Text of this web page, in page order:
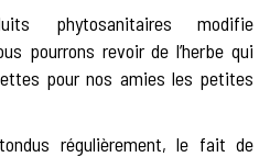
phytosanitaires modifie
pourrons revoir de l’herbe qui
pour nos amies les petites
régulièrement, le fait de